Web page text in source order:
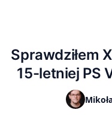
Sprawdziłem
15-letniej PS
miłosny do
liczcie na